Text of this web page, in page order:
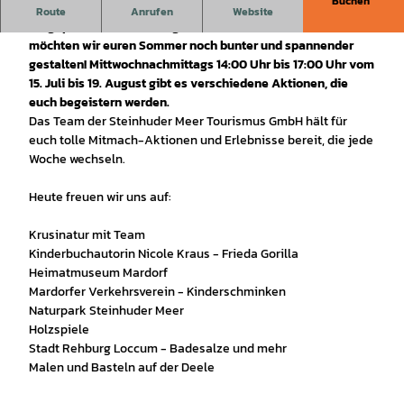
Route Anrufen Website
Entdeckernasen, Grashüpfer, Minimäuse und Kletterflöhe
möchten wir euren Sommer noch bunter und spannender
gestalten! Mittwochnachmittags 14:00 Uhr bis 17:00 Uhr vom
15. Juli bis 19. August gibt es verschiedene Aktionen, die
euch begeistern werden.
Das Team der Steinhuder Meer Tourismus GmbH hält für
euch tolle Mitmach-Aktionen und Erlebnisse bereit, die jede
Woche wechseln.
Heute freuen wir uns auf:
Krusinatur mit Team
Kinderbuchautorin Nicole Kraus - Frieda Gorilla
Heimatmuseum Mardorf
Mardorfer Verkehrsverein - Kinderschminken
Naturpark Steinhuder Meer
Holzspiele
Stadt Rehburg Loccum - Badesalze und mehr
Malen und Basteln auf der Deele